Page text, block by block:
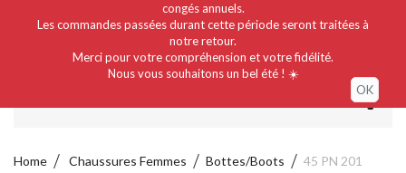
congés annuels.
Les commandes passées durant cette période seront traitées à
notre retour.
Merci pour votre compréhension et votre fidélité.
Nous vous souhaitons un bel été ! ☀️
OK
Home Chaussures Femmes Bottes/Boots 45 PN 201